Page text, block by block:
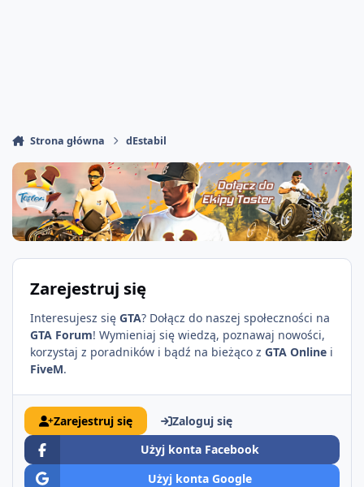
Strona główna dEstabil
Zarejestruj się
Interesujesz się GTA? Dołącz do naszej społeczności na
GTA Forum! Wymieniaj się wiedzą, poznawaj nowości,
korzystaj z poradników i bądź na bieżąco z GTA Online i
FiveM.
Zarejestruj się
Zaloguj się
Użyj konta Facebook
Użyj konta Google